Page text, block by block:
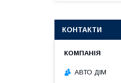
КОНТАКТИ
АВТО ДІМ